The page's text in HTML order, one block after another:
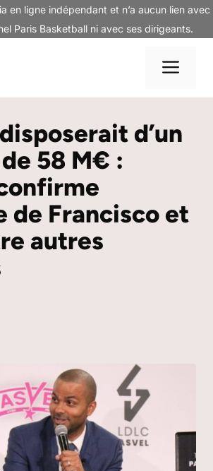
en ligne indépendant et n’a aucun lien avec
Paris Basketball ni avec ses dirigeants.
d’un
58 M€ :
de Francisco et
autres